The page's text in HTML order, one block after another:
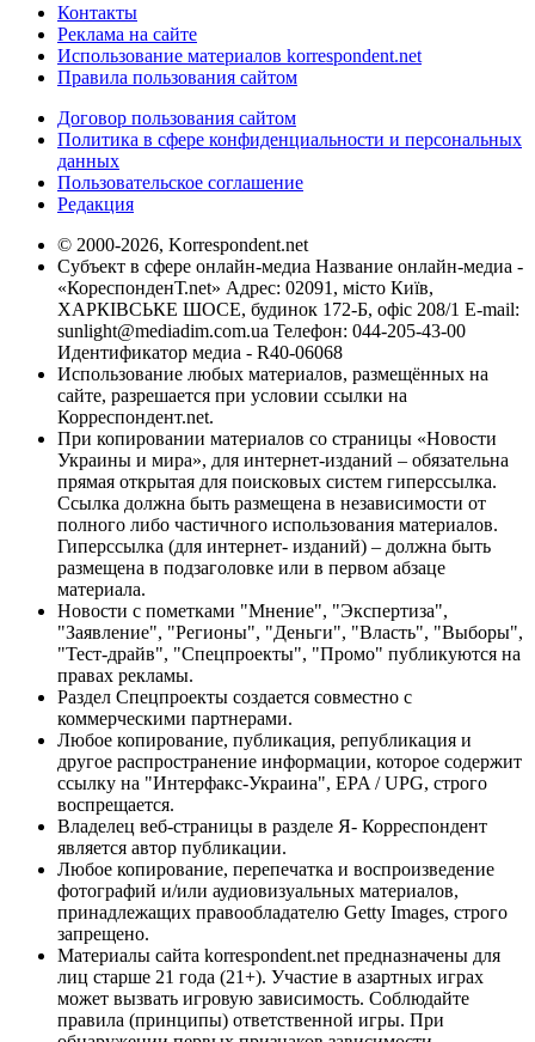
Контакты
Реклама на сайте
Использование материалов korrespondent.net
Правила пользования сайтом
Договор пользования сайтом
Политика в сфере конфиденциальности и персональных
данных
Пользовательское соглашение
Редакция
© 2000-2026, Korrespondent.net
Субъект в сфере онлайн-медиа Название онлайн-медиа -
«КореспонденТ.net» Адрес: 02091, місто Київ,
ХАРКІВСЬКЕ ШОСЕ, будинок 172-Б, офіс 208/1 E-mail:
sunlight@mediadim.com.ua Телефон: 044-205-43-00
Идентификатор медиа - R40-06068
Использование любых материалов, размещённых на
сайте, разрешается при условии ссылки на
Корреспондент.net.
При копировании материалов со страницы «Новости
Украины и мира», для интернет-изданий – обязательна
прямая открытая для поисковых систем гиперссылка.
Ссылка должна быть размещена в независимости от
полного либо частичного использования материалов.
Гиперссылка (для интернет- изданий) – должна быть
размещена в подзаголовке или в первом абзаце
материала.
Новости с пометками "Мнение", "Экспертиза",
"Заявление", "Регионы", "Деньги", "Власть", "Выборы",
"Тест-драйв", "Спецпроекты", "Промо" публикуются на
правах рекламы.
Раздел Спецпроекты создается совместно с
коммерческими партнерами.
Любое копирование, публикация, републикация и
другое распространение информации, которое содержит
ссылку на "Интерфакс-Украина", EPA / UPG, строго
воспрещается.
Владелец веб-страницы в разделе Я- Корреспондент
является автор публикации.
Любое копирование, перепечатка и воспроизведение
фотографий и/или аудиовизуальных материалов,
принадлежащих правообладателю Getty Images, строго
запрещено.
Материалы сайта korrespondent.net предназначены для
лиц старше 21 года (21+). Участие в азартных играх
может вызвать игровую зависимость. Соблюдайте
правила (принципы) ответственной игры. При